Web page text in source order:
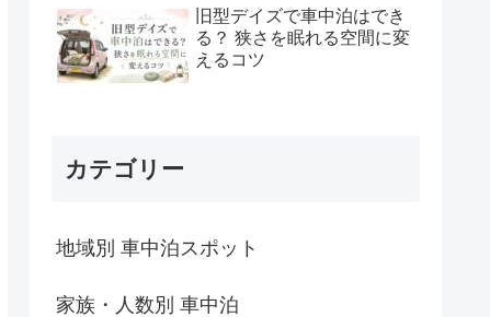
旧型デイズで車中泊はでき
る？ 狭さを眠れる空間に変
えるコツ
カテゴリー
地域別 車中泊スポット
家族・人数別 車中泊